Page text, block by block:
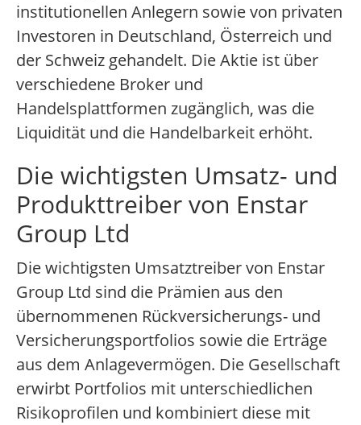
institutionellen Anlegern sowie von privaten
Investoren in Deutschland, Österreich und
der Schweiz gehandelt. Die Aktie ist über
verschiedene Broker und
Handelsplattformen zugänglich, was die
Liquidität und die Handelbarkeit erhöht.
Die wichtigsten Umsatz- und
Produkttreiber von Enstar
Group Ltd
Die wichtigsten Umsatztreiber von Enstar
Group Ltd sind die Prämien aus den
übernommenen Rückversicherungs- und
Versicherungsportfolios sowie die Erträge
aus dem Anlagevermögen. Die Gesellschaft
erwirbt Portfolios mit unterschiedlichen
Risikoprofilen und kombiniert diese mit